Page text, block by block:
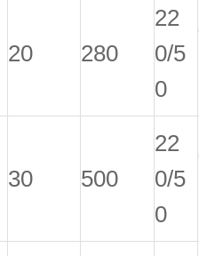
20 280
22
0/5
0
30 500
22
0/5
0